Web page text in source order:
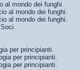
al mondo dei funghi.
al mondo dei funghi.
al mondo dei funghi.
per principianti.
per principianti.
per principianti.